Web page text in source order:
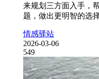
来规划三方面入手，
题，做出更明智的选择
情感驿站
2026-03-06
549